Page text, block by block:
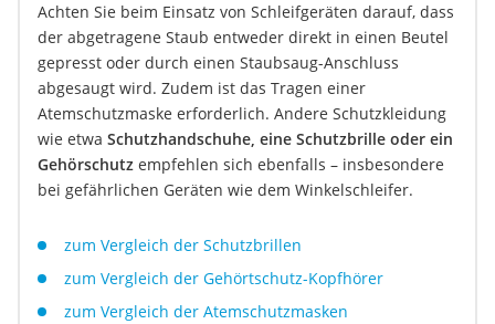
Achten Sie beim Einsatz von Schleifgeräten darauf, dass
der abgetragene Staub entweder direkt in einen Beutel
gepresst oder durch einen Staubsaug-Anschluss
abgesaugt wird. Zudem ist das Tragen einer
Atemschutzmaske erforderlich. Andere Schutzkleidung
wie etwa Schutzhandschuhe, eine Schutzbrille oder ein
Gehörschutz empfehlen sich ebenfalls – insbesondere
bei gefährlichen Geräten wie dem Winkelschleifer.
zum Vergleich der Schutzbrillen
zum Vergleich der Gehörtschutz-Kopfhörer
zum Vergleich der Atemschutzmasken